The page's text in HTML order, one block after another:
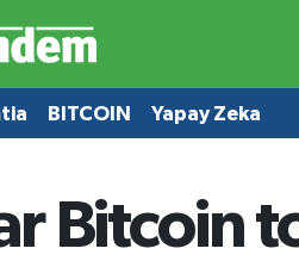
BITCOIN Yapay Zeka
Bitcoin